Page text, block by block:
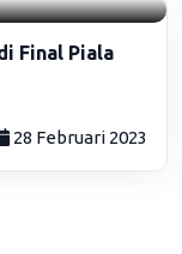
Final Piala
28 Februari 2023